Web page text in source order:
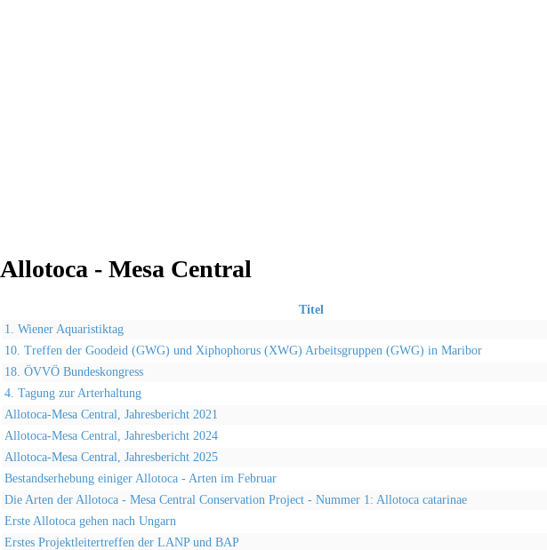
Allotoca - Mesa Central
Titel
1. Wiener Aquaristiktag
10. Treffen der Goodeid (GWG) und Xiphophorus (XWG) Arbeitsgruppen (GWG) in Maribor
18. ÖVVÖ Bundeskongress
4. Tagung zur Arterhaltung
Allotoca-Mesa Central, Jahresbericht 2021
Allotoca-Mesa Central, Jahresbericht 2024
Allotoca-Mesa Central, Jahresbericht 2025
Bestandserhebung einiger Allotoca - Arten im Februar
Die Arten der Allotoca - Mesa Central Conservation Project - Nummer 1: Allotoca catarinae
Erste Allotoca gehen nach Ungarn
Erstes Projektleitertreffen der LANP und BAP